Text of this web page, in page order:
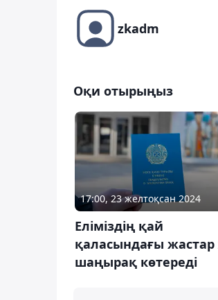
zkadm
Оқи отырыңыз
17:00, 23 желтоқсан 2024
Еліміздің қай
қаласындағы жастар
шаңырақ көтереді